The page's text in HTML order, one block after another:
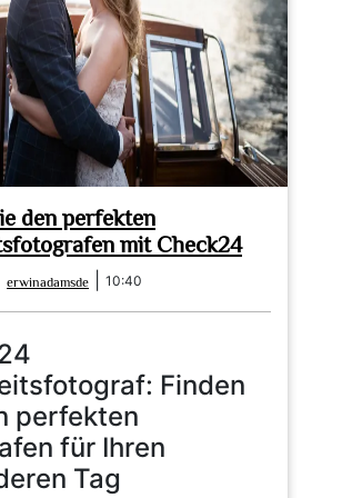
den perfekten
mit Check24
erwinadamsde erwinadamsde
10:40
Finden
perfekten
für Ihren
Tag